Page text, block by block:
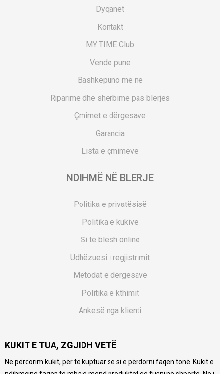
Dyqanet
Kontakt
MY:TIME Club
Vende pune
Bashkëpuno me ne
Riparime dhe shërbime pas blerjes
Çmimet e dërgesave
Garancia
Lista e çmimeve
NDIHMË NË BLERJE
Politika e privatësisë
Politika e kukive
Si të blesh online
Udhëzuesi i regjistrimit
Metodat e dërgesave
Politika e kthimit
Ankesë nga klienti
Pyetjet më të shpeshta
Ne bëjmë çmos që të ofrojmë një përshkrim sa më të saktë
KUKIT E TUA, ZGJIDH VETË
Ne përdorim kukit, për të kuptuar se si e përdorni faqen tonë. Kukit e